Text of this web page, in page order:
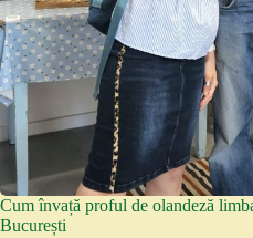
Cum învață proful de olandeză
București